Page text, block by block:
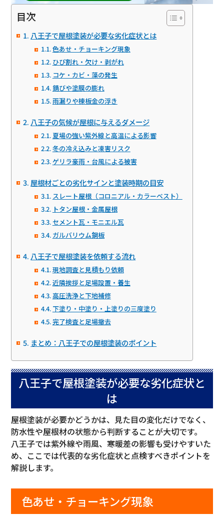
目次
八王子で屋根塗装が必要な劣化症状とは
色あせ・チョーキング現象
ひび割れ・欠け・剥がれ
コケ・カビ・藻の発生
錆びや塗膜の膨れ
雨漏りや棟板金の浮き
八王子の気候が屋根に与えるダメージ
夏場の強い紫外線と高温による影響
冬の冷え込みと凍害リスク
ゲリラ豪雨・台風による被害
屋根材ごとの劣化サインと塗装時期の目安
スレート屋根（コロニアル・カラーベスト）
トタン屋根・金属屋根
セメント瓦・モニエル瓦
ガルバリウム鋼板
八王子で屋根塗装を依頼する流れ
現地調査と見積もり依頼
近隣挨拶と足場設置・養生
高圧洗浄と下地補修
下塗り・中塗り・上塗りの三度塗り
完了検査と足場撤去
まとめ：八王子での屋根塗装のポイント
八王子で屋根塗装が必要な劣化症状と
は
屋根塗装が必要かどうかは、見た目の変化だけでなく、
防水性や屋根材の状態から判断することが大切です。
八王子では紫外線や雨風、寒暖差の影響も受けやすいた
め、ここでは代表的な劣化症状と点検すべきポイントを
解説します。
色あせ・チョーキング現象